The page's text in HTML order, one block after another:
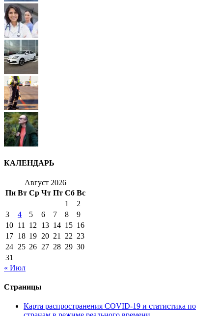
КАЛЕНДАРЬ
Август 2026
Пн Вт Ср Чт Пт Сб Вс
1
2
3
4 5 6 7 8
9
10 11 12 13 14 15 16
17 18 19 20 21 22 23
24 25 26 27 28 29 30
31
« Июл
Страницы
Карта распространения COVID-19 и статистика по